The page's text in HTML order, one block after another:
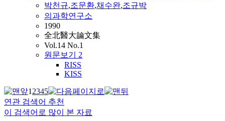
박천규,조문환,채수완,조규박
의과학연구소
1990
全北醫大論文集
Vol.14 No.1
원문보기 2
RISS
KISS
12345
연관 검색어 추천
이 검색어로 많이 본 자료